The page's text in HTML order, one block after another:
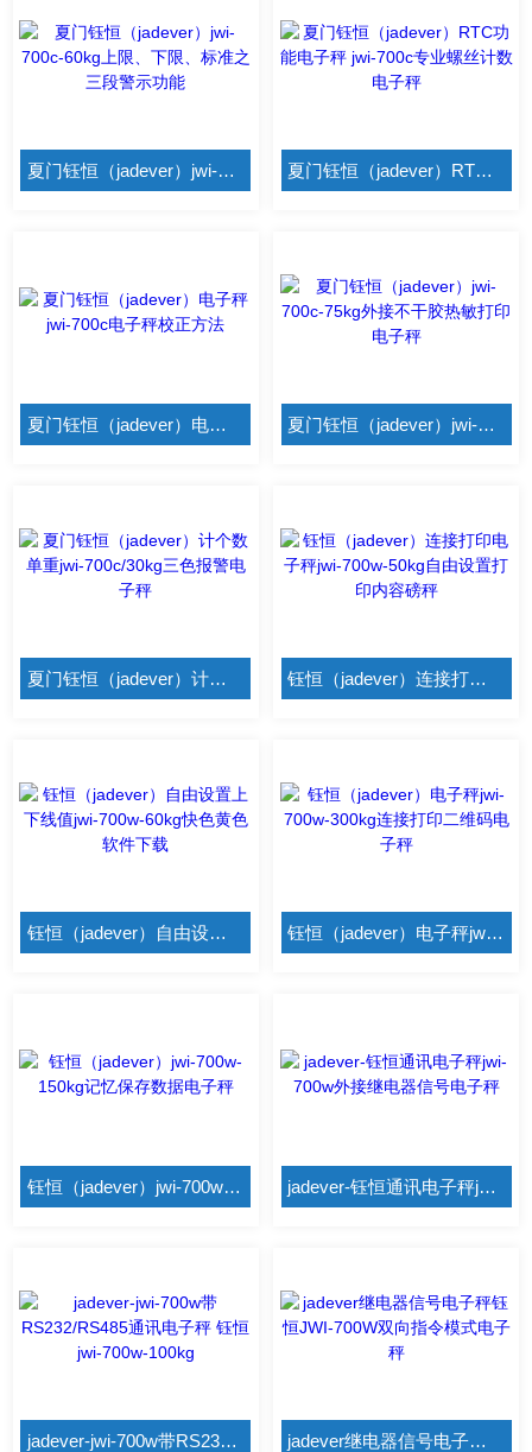
夏门钰恒（jadever）jwi-700c-60kg上限、下限、标准之三段警示功能 夏门钰恒（jadever）RTC功能电子秤 jwi-700c专业螺丝计数电子秤
夏门钰恒（jadever）电子秤jwi-700c电子秤校正方法 夏门钰恒（jadever）jwi-700c-75kg外接不干胶热敏打印电子秤
夏门钰恒（jadever）计个数单重jwi-700c/30kg三色报警电子秤 钰恒（jadever）连接打印电子秤jwi-700w-50kg自由设置打印内容磅秤
钰恒（jadever）自由设置上下线值jwi-700w-60kg快色黄色软件下载 钰恒（jadever）电子秤jwi-700w-300kg连接打印二维码电子秤
钰恒（jadever）jwi-700w-150kg记忆保存数据电子秤 jadever-钰恒通讯电子秤jwi-700w外接继电器信号电子秤
jadever-jwi-700w带RS232/RS485通讯电子秤 钰恒jwi-700w-100kg jadever继电器信号电子秤钰恒JWI-700W双向指令模式电子秤